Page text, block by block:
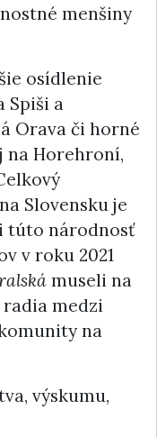
menšiny
osídlenie
Spiši a
Orava či horné
na Horehroní,
Slovensku je
túto národnosť
v roku 2021
museli na
medzi
na
výskumu,